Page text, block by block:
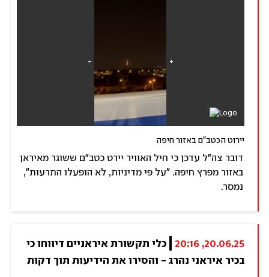
יירוט הכטב"ם באזור חיפה
דובר צה״ל עדכן כי חיל האוויר יירט כטב"ם ששוגר מאיראן
באזור מפרץ חיפה. "על פי מדיניות, לא הופעלו התרעות",
נמסר.
20.06.25, 20:16
בכיר איראני נהרג - והסירו את הידיעות תוך דקות